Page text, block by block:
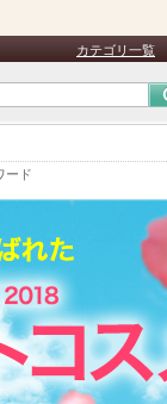
ード
カテゴリ一覧